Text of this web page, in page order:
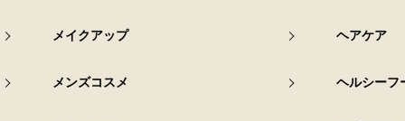
メイクアップ ヘアケア
メンズコスメ ヘルシーフ